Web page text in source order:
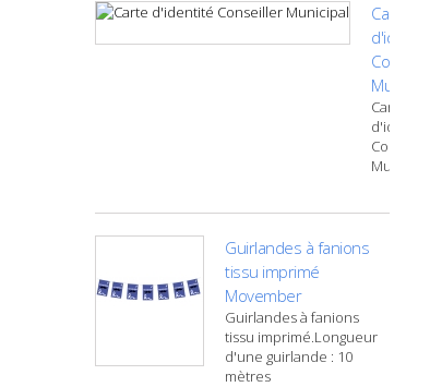
Carte
d'identité
Conseiller
Municipal
Carte
d'identité
Conseiller
Municipal
Guirlandes à fanions
tissu imprimé
Movember
Guirlandes à fanions
tissu imprimé.Longueur
d'une guirlande : 10
mètres